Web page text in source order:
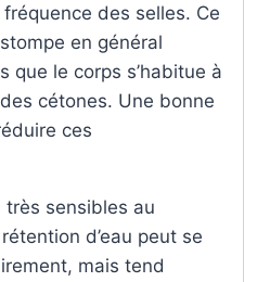
des selles. Ce
en général
que le corps s’habitue à
cétones. Une bonne
ces
très sensibles au
d’eau peut se
mais tend